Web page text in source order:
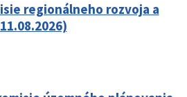
regionálneho rozvoja a